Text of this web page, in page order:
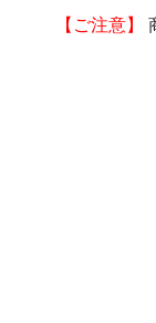
【ご注意】